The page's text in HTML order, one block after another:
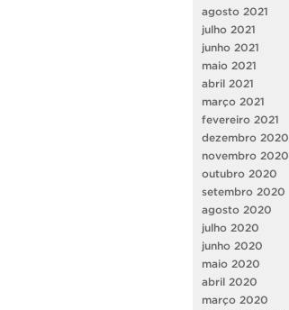
agosto 2021
julho 2021
junho 2021
maio 2021
abril 2021
março 2021
fevereiro 2021
dezembro 2020
novembro 2020
outubro 2020
setembro 2020
agosto 2020
julho 2020
junho 2020
maio 2020
abril 2020
março 2020